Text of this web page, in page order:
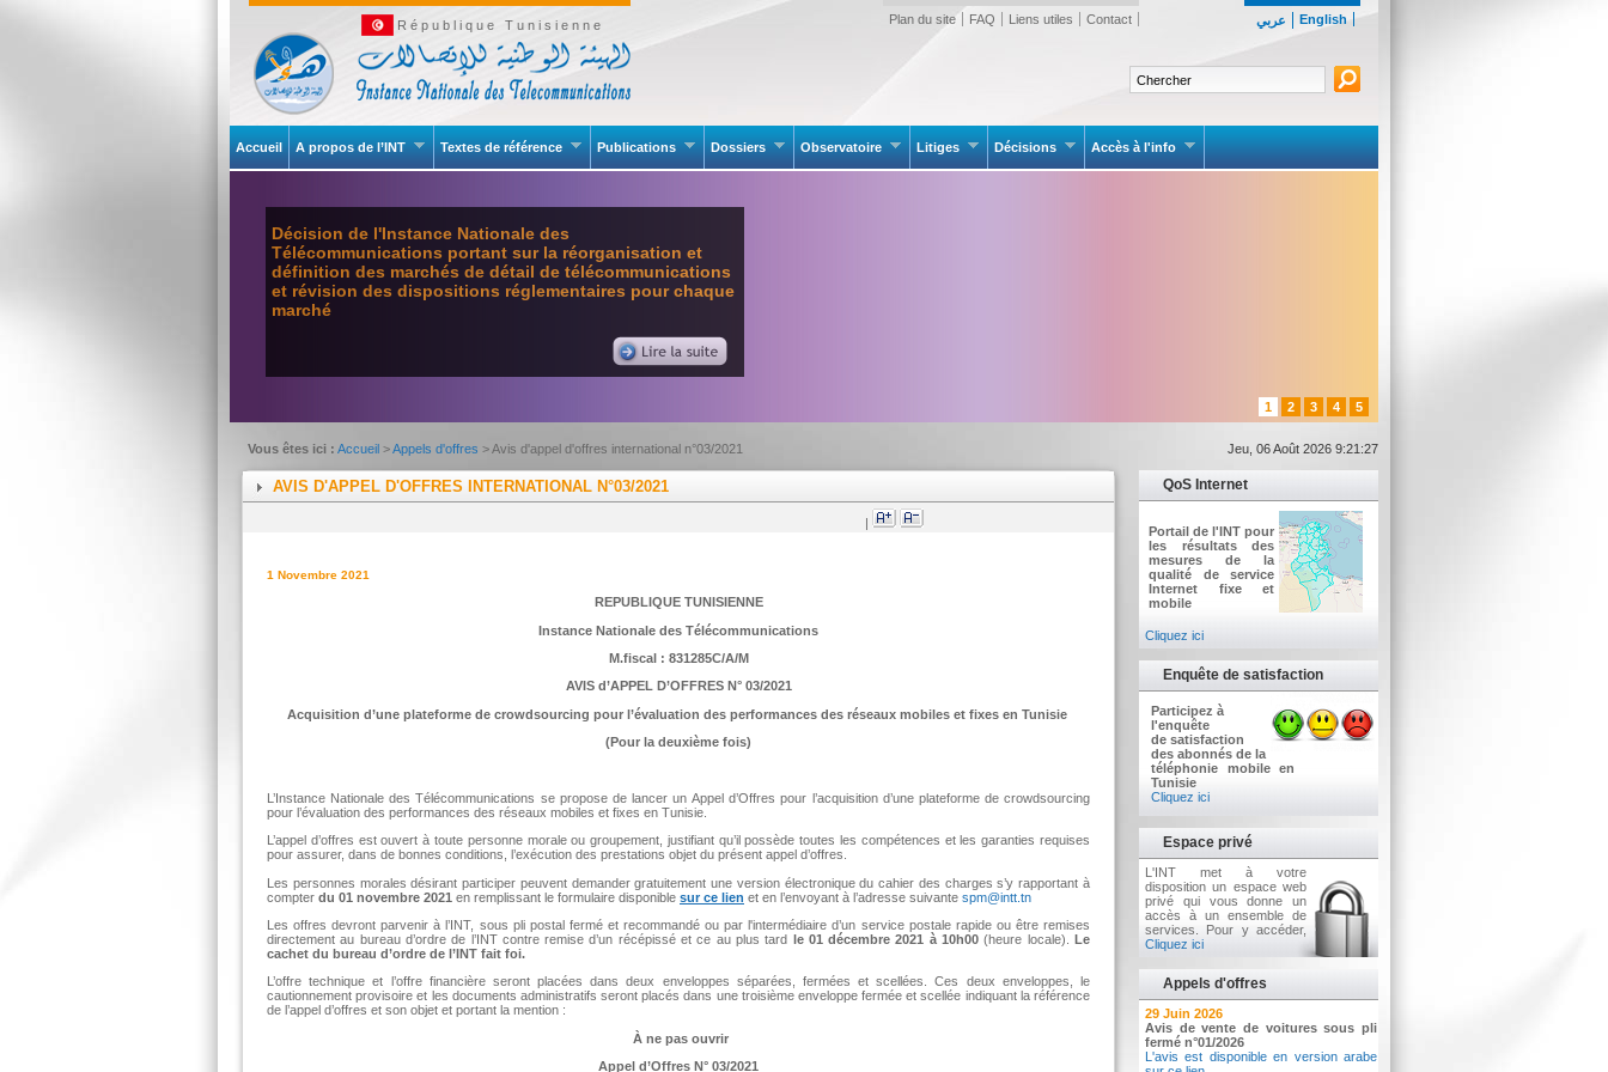
عربي English
Contact
Liens utiles
FAQ
Plan du site
République Tunisienne
Accueil A propos de l’INT Textes de référence Publications Dossiers Observatoire Litiges Décisions Accès à l'info
Décision de l'Instance Nationale des
Télécommunications portant sur la réorganisation et
définition des marchés de détail de télécommunications
et révision des dispositions réglementaires pour chaque
marché
1 2 3 4 5
Vous êtes ici : Accueil >Appels d'offres > Avis d'appel d'offres international n°03/2021 Jeu, 06 Août 2026 9:21:27
QoS Internet
Portail de l'INT pour
les résultats des
mesures de la
qualité de service
Internet fixe et
mobile
Cliquez ici
Enquête de satisfaction
Participez à
l'enquête
de satisfaction
des abonnés de la
téléphonie mobile en
Tunisie
Cliquez ici
Espace privé
L'INT met à votre
disposition un espace web
privé qui vous donne un
accès à un ensemble de
services. Pour y accéder,
Cliquez ici
Appels d'offres
2 Juillet 2026
Avis d'appel d'offres n°3/2026
Acquisition d’équipements informatiques
29 Juin 2026
Avis de vente de voitures sous pli
fermé n°01/2026
L'avis est disponible en version arabe
AVIS D'APPEL D'OFFRES INTERNATIONAL N°03/2021
|
1 Novembre 2021
REPUBLIQUE TUNISIENNE
Instance Nationale des Télécommunications
M.fiscal : 831285C/A/M
AVIS d’APPEL D’OFFRES N° 03/2021
Acquisition d’une plateforme de crowdsourcing pour l’évaluation des performances des réseaux mobiles et fixes en Tunisie
(Pour la deuxième fois)
L’Instance Nationale des Télécommunications se propose de lancer un Appel d’Offres pour l’acquisition d’une plateforme de crowdsourcing
pour l’évaluation des performances des réseaux mobiles et fixes en Tunisie.
L’appel d’offres est ouvert à toute personne morale ou groupement, justifiant qu’il possède toutes les compétences et les garanties requises
pour assurer, dans de bonnes conditions, l’exécution des prestations objet du présent appel d’offres.
Les personnes morales désirant participer peuvent demander gratuitement une version électronique du cahier des charges s’y rapportant à
compter du 01 novembre 2021 en remplissant le formulaire disponible sur ce lien et en l’envoyant à l’adresse suivante spm@intt.tn
Les offres devront parvenir à l’INT, sous pli postal fermé et recommandé ou par l'intermédiaire d’un service postale rapide ou être remises
directement au bureau d’ordre de l’INT contre remise d’un récépissé et ce au plus tard le 01 décembre 2021 à 10h00 (heure locale).Le
cachet du bureau d’ordre de l’INT fait foi.
L’offre technique et l’offre financière seront placées dans deux enveloppes séparées, fermées et scellées. Ces deux enveloppes, le
cautionnement provisoire et les documents administratifs seront placés dans une troisième enveloppe fermée et scellée indiquant la référence
de l’appel d’offres et son objet et portant la mention :
À ne pas ouvrir
Appel d’Offres N° 03/2021